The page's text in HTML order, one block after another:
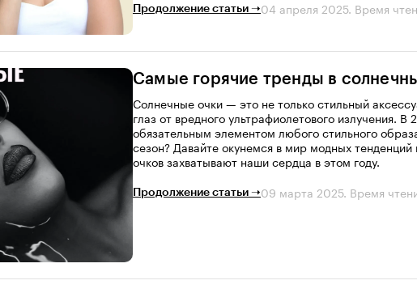
Продолжение статьи ➝04 апреля 2025. Время
Самые горячие тренды в
Солнечные очки — это не только стильный
глаз от вредного ультрафиолетового излучения.
обязательным элементом любого стильного
сезон? Давайте окунемся в мир модных
очков захватывают наши сердца в этом году.
Продолжение статьи ➝09 марта 2025. Время